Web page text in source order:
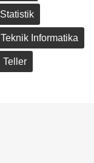
Statistik
Teknik Informatika
Teller